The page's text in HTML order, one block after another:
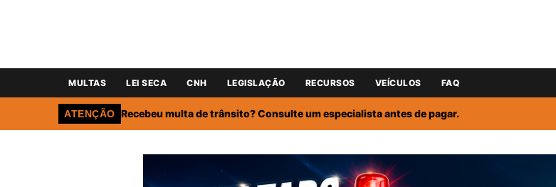
MULTAS LEI SECA CNH LEGISLAÇÃO RECURSOS VEÍCULOS FAQ
ATENÇÃO Recebeu multa de trânsito? Consulte um especialista antes de pagar.